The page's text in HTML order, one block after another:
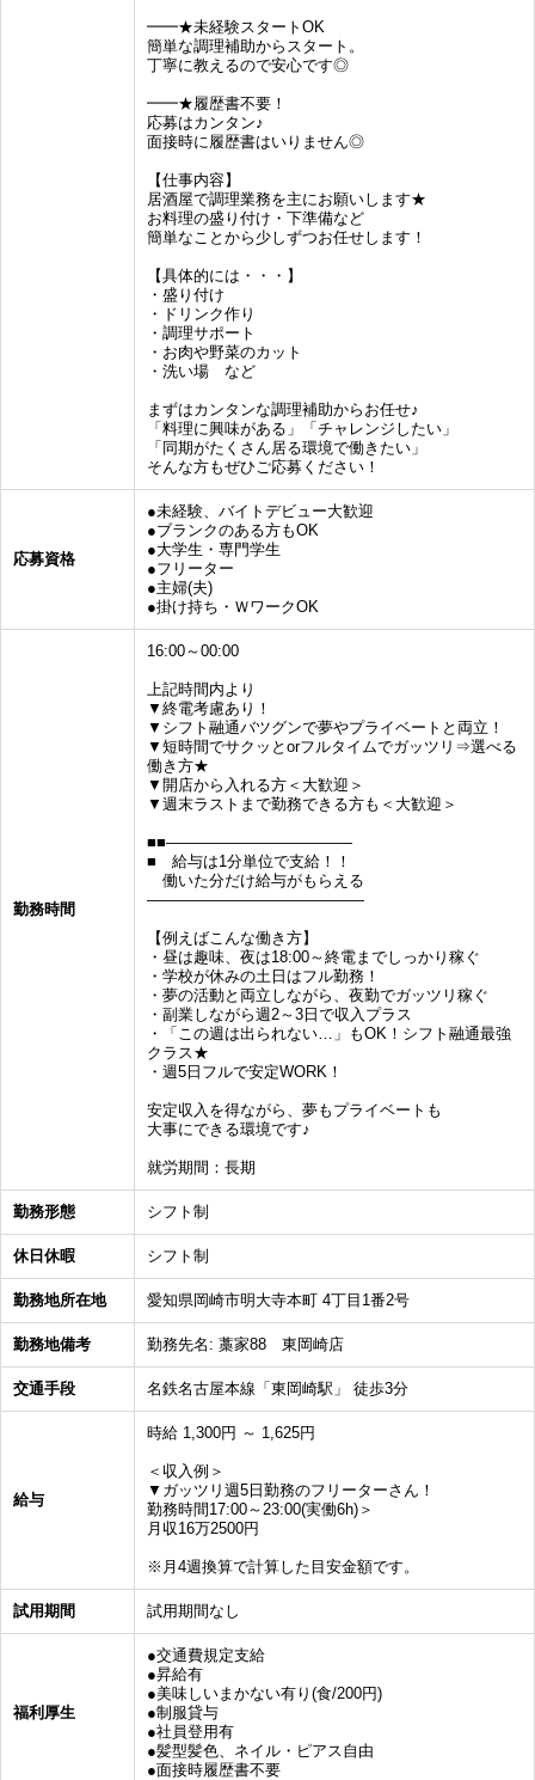
━━★未経験スタートOK
簡単な調理補助からスタート。
丁寧に教えるので安心です◎
━━★履歴書不要！
応募はカンタン♪
面接時に履歴書はいりません◎
【仕事内容】
居酒屋で調理業務を主にお願いします★
お料理の盛り付け・下準備など
簡単なことから少しずつお任せします！
【具体的には・・・】
・盛り付け
・ドリンク作り
・調理サポート
・お肉や野菜のカット
・洗い場 など
まずはカンタンな調理補助からお任せ♪
「料理に興味がある」「チャレンジしたい」
「同期がたくさん居る環境で働きたい」
そんな方もぜひご応募ください！
応募資格
●未経験、バイトデビュー大歓迎
●ブランクのある方もOK
●大学生・専門学生
●フリーター
●主婦(夫)
●掛け持ち・ＷワークOK
勤務時間
16:00～00:00
上記時間内より
▼終電考慮あり！
▼シフト融通バツグンで夢やプライベートと両立！
▼短時間でサクッとorフルタイムでガッツリ⇒選べる
働き方★
▼開店から入れる方＜大歓迎＞
▼週末ラストまで勤務できる方も＜大歓迎＞
■■――――――――――――
■ 給与は1分単位で支給！！
働いた分だけ給与がもらえる
――――――――――――――
【例えばこんな働き方】
・昼は趣味、夜は18:00～終電までしっかり稼ぐ
・学校が休みの土日はフル勤務！
・夢の活動と両立しながら、夜勤でガッツリ稼ぐ
・副業しながら週2～3日で収入プラス
・「この週は出られない…」もOK！シフト融通最強
クラス★
・週5日フルで安定WORK！
安定収入を得ながら、夢もプライベートも
大事にできる環境です♪
就労期間：長期
勤務形態 シフト制
休日休暇 シフト制
勤務地所在地 愛知県岡崎市明大寺本町 4丁目1番2号
勤務地備考 勤務先名: 藁家88 東岡崎店
交通手段 名鉄名古屋本線「東岡崎駅」 徒歩3分
給与
時給 1,300円 ～ 1,625円
＜収入例＞
▼ガッツリ週5日勤務のフリーターさん！
勤務時間17:00～23:00(実働6h)＞
月収16万2500円
※月4週換算で計算した目安金額です。
試用期間 試用期間なし
福利厚生
●交通費規定支給
●昇給有
●美味しいまかない有り(食/200円)
●制服貸与
●社員登用有
●髪型髪色、ネイル・ピアス自由
●面接時履歴書不要